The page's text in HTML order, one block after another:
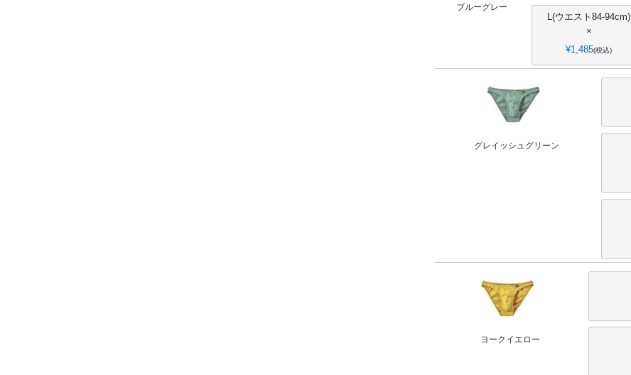
ブルーグレー
L(ウエスト84-94cm)
×
¥1,485 税込
グレイッシュグリーン
ヨークイエロー